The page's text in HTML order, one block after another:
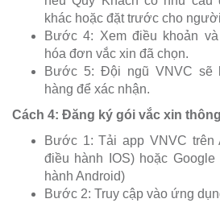
khác hoặc đặt trước cho
Bước 4: Xem điều khoản
hóa đơn vắc xin đã chọn.
Bước 5: Đội ngũ VNVC sẽ
hàng để xác nhận.
Cách 4: Đăng ký gói vắc xin
Bước 1: Tải app VNVC trên
điều hành IOS) hoặc
hành Android)
Bước 2: Truy cập vào ứng